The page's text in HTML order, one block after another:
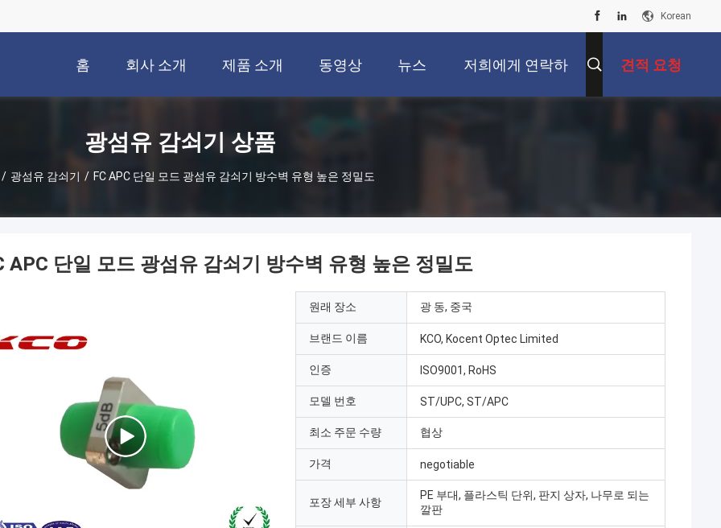
Korean
홈 회사 소개 제품 소개 동영상 뉴스 저희에게 연락하 견적 요청
광섬유 감쇠기 상품
/ 광섬유 감쇠기 / FC APC 단일 모드 광섬유 감쇠기 방수벽 유형 높은 정밀도
APC 단일 모드 광섬유 감쇠기 방수벽 유형 높은 정밀도
원래 장소 광 동, 중국
브랜드 이름 KCO, Kocent Optec Limited
인증 ISO9001, RoHS
모델 번호 ST/UPC, ST/APC
최소 주문 수량 협상
가격 negotiable
포장 세부 사항
PE 부대, 플라스틱 단위, 판지 상자, 나무로 되는
깔판